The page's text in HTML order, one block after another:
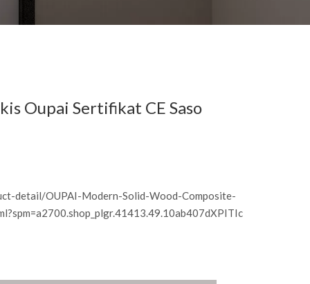
Oupai Sertifikat CE Saso
detail/OUPAI-Modern-Solid-Wood-Composite-